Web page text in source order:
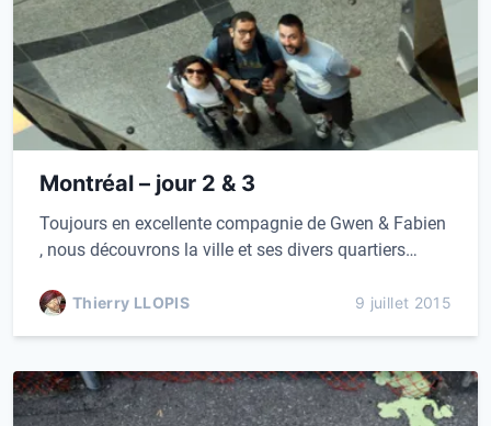
Montréal – jour 2 & 3
Toujours en excellente compagnie de Gwen & Fabien
, nous découvrons la ville et ses divers quartiers…
Thierry LLOPIS 9 juillet 2015